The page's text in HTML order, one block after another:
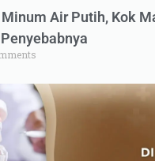
Air Putih, Kok